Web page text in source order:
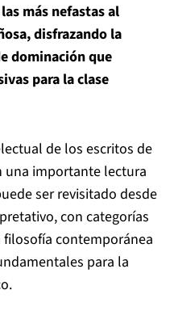
más nefastas al
disfrazando la
dominación que
para la clase
de los escritos de
una importante lectura
ser revisitado desde
con categorías
contemporánea
para la